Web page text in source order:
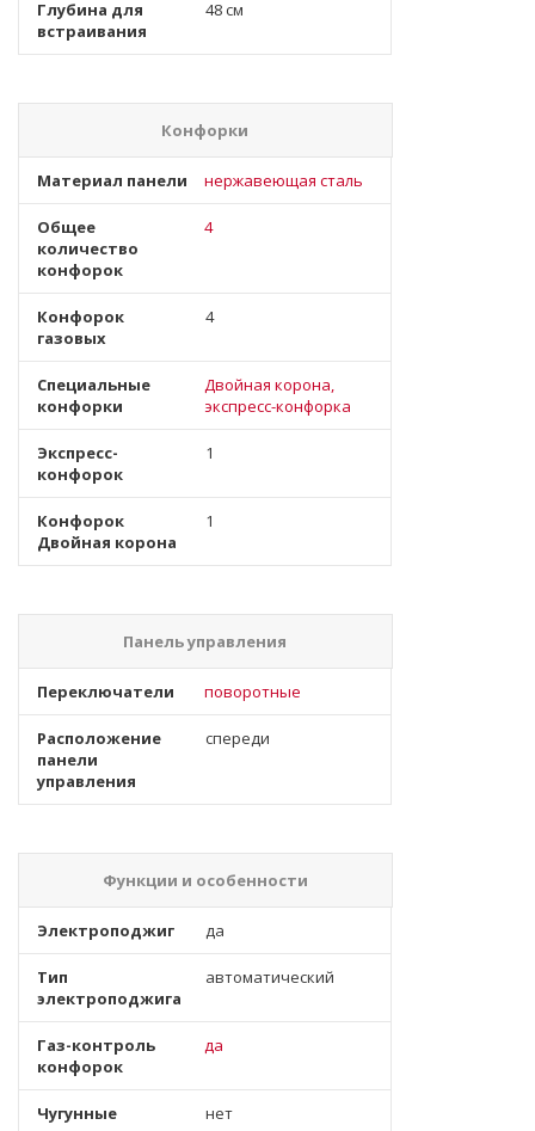
Глубина для
встраивания
48 см
Конфорки
Материал панели нержавеющая сталь
Общее
количество
конфорок
4
Конфорок
газовых
4
Специальные
конфорки
Двойная корона,
экспресс-конфорка
Экспресс-
конфорок
1
Конфорок
Двойная корона
1
Панель управления
Переключатели поворотные
Расположение
панели
управления
спереди
Функции и особенности
Электроподжиг да
Тип
электроподжига
автоматический
Газ-контроль
конфорок
да
Чугунные
нет